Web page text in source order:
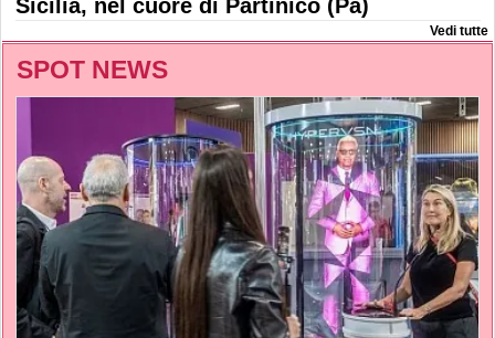
Sicilia, nel cuore di Partinico (Pa)
Vedi tutte
SPOT NEWS